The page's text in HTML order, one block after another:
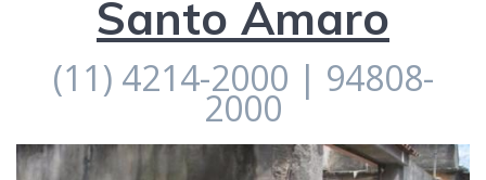
Santo Amaro
(11) 4214-2000 | 94808-
2000